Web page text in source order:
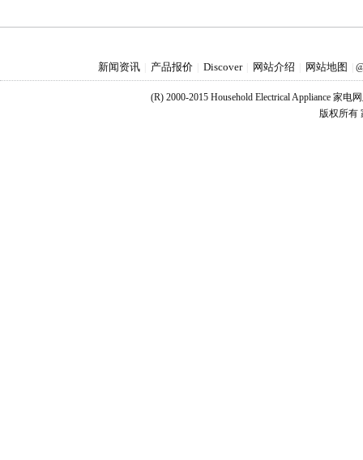
新闻资讯 产品报价 Discover 网站介绍 网站地图
(R) 2000-2015 Household Electrical Appliance 家电
版权所有